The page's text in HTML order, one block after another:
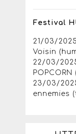
Festival
21/03/
Voisin
22/03/
23/03/
ennemies